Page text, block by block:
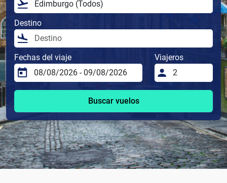
Destino
Fechas del viaje Viajeros
Buscar vuelos